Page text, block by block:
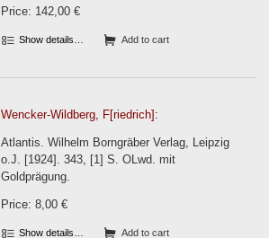
Price: 142,00 €
Show details… Add to cart
Wencker-Wildberg, F[riedrich]:
Atlantis. Wilhelm Borngräber Verlag, Leipzig
o.J. [1924]. 343, [1] S. OLwd. mit
Goldprägung.
Price: 8,00 €
Show details… Add to cart